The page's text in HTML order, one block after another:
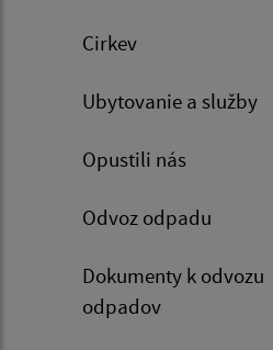
Cirkev
Ubytovanie a služby
Opustili nás
Odvoz odpadu
Dokumenty k odvozu
odpadov